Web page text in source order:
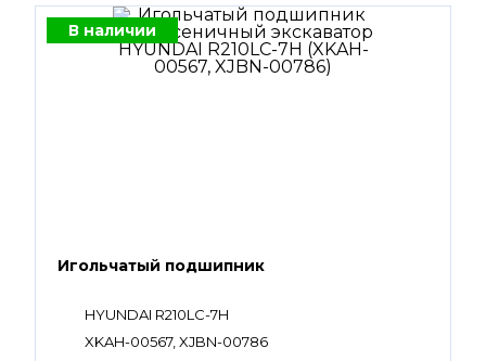
В наличии
Игольчатый подшипник
HYUNDAI R210LC-7H
XKAH-00567, XJBN-00786